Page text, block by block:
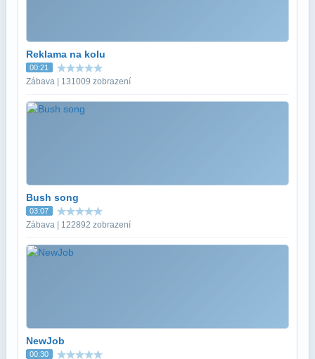
Reklama na kolu
00:21
Zábava | 131009 zobrazení
Bush song
03:07
Zábava | 122892 zobrazení
NewJob
00:30